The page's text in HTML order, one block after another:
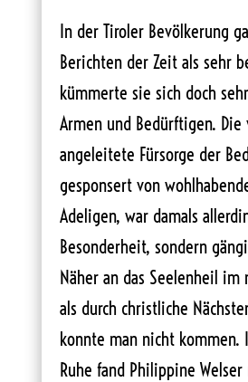
In der Tiroler Bevölkerung
Berichten der Zeit als sehr
kümmerte sie sich doch
Armen und Bedürftigen.
angeleitete Fürsorge der
gesponsert von
Adeligen, war damals
Besonderheit, sondern
Näher an das Seelenheil im
als durch christliche
konnte man nicht kommen.
Ruhe fand Philippine